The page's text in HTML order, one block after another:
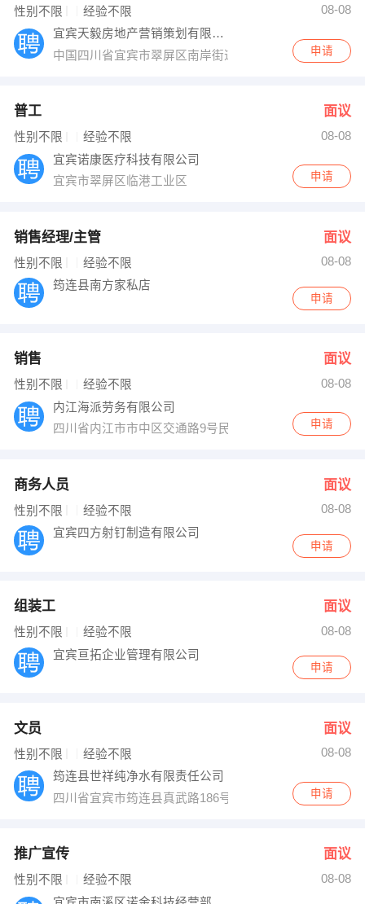
性别不限 经验不限
08-08
宜宾天毅房地产营销策划有限公司第四分公司
中国四川省宜宾市翠屏区南岸街道蜀南大道东段-32号-附
申请
普工 面议
性别不限 经验不限
08-08
宜宾诺康医疗科技有限公司
宜宾市翠屏区临港工业区
申请
销售经理/主管 面议
性别不限 经验不限
08-08
筠连县南方家私店
申请
销售 面议
性别不限 经验不限
08-08
内江海派劳务有限公司
四川省内江市市中区交通路9号民乐大厦四楼
申请
商务人员 面议
性别不限 经验不限
08-08
宜宾四方射钉制造有限公司
申请
组装工 面议
性别不限 经验不限
08-08
宜宾亘拓企业管理有限公司
申请
文员 面议
性别不限 经验不限
08-08
筠连县世祥纯净水有限责任公司
四川省宜宾市筠连县真武路186号
申请
推广宣传 面议
性别不限 经验不限
08-08